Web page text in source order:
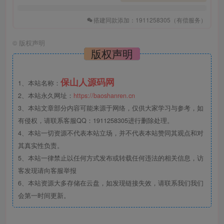
搭建同款添加：1911258305（有偿服务）
© 版权声明
版权声明
1、本站名称： 保山人源码网
2、本站永久网址： https://baoshanren.cn
3、本站文章部分内容可能来源于网络，仅供大家学习与参考，如
有侵权，请联系客服QQ：1911258305进行删除处理。
4、本站一切资源不代表本站立场，并不代表本站赞同其观点和对
其真实性负责。
5、本站一律禁止以任何方式发布或转载任何违法的相关信息，访
客发现请向客服举报
6、本站资源大多存储在云盘，如发现链接失效，请联系我们我们
会第一时间更新。